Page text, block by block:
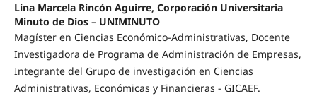
Lina Marcela Rincón Aguirre, Corporación Universitaria
Minuto de Dios – UNIMINUTO
Magíster en Ciencias Económico-Administrativas, Docente
Investigadora de Programa de Administración de Empresas,
Integrante del Grupo de investigación en Ciencias
Administrativas, Económicas y Financieras - GICAEF.